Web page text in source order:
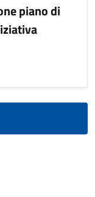
piano di